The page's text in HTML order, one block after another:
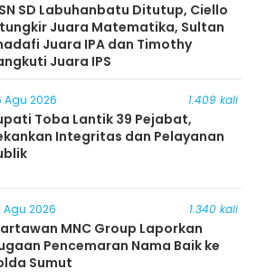
SD Labuhanbatu Ditutup, Ciello
Juara Matematika, Sultan
Juara IPA dan Timothy
Juara IPS
Agu 2026 1.409 kali
Toba Lantik 39 Pejabat,
Integritas dan Pelayanan
Agu 2026 1.340 kali
MNC Group Laporkan
Pencemaran Nama Baik ke
Sumut